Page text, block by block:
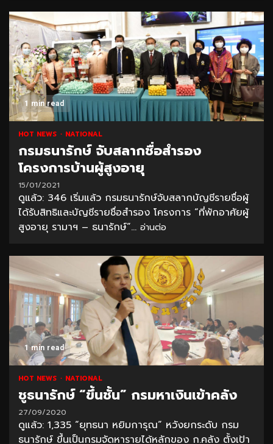
1 min read
HOT NEWS NATIONAL
กรมธนารักษ์ จับสลากชื่อสำรอง
โครงการบ้านผู้สูงอายุ
15/01/2021
ดูแล้ว: 346 เริ่มแล้ว กรมธนารักษ์จับสลากบัญชีรายชื่อผู้
ได้รับสิทธิและบัญชีรายชื่อสำรอง โครงการ “ที่พักอาศัยผู้
สูงอายุ รามาฯ – ธนารักษ์”... อ่านต่อ
1 min read
HOT NEWS NATIONAL
ชูธนารักษ์ “ขึ้นชั้น” กรมหาเงินเข้าคลัง
27/09/2020
ดูแล้ว: 1,335 “ยุทธนา หยิมการุณ” หวังยกระดับ กรม
ธนารักษ์ ขึ้นเป็นกรมจัดหารายได้หลักของ ก.คลัง ตั้งเป้า